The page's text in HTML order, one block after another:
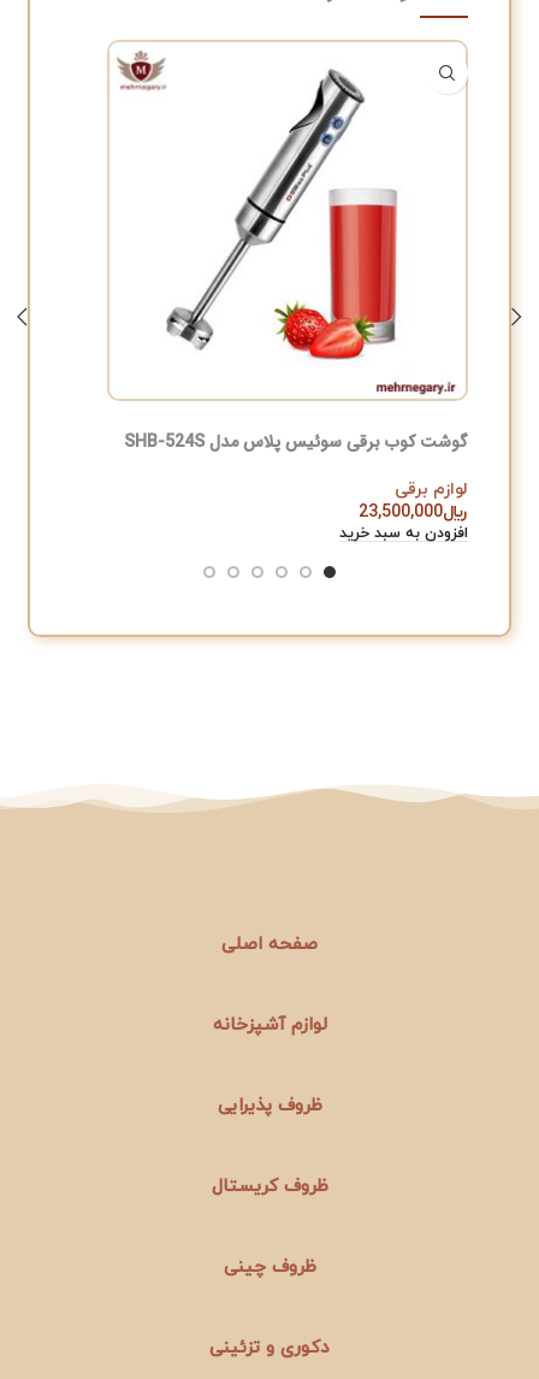
گوشت کوب برقی سوئیس پلاس مدل SHB-524S
لوازم برقی
﷼23,500,000
افزودن به سبد خرید
صفحه اصلی
لوازم آشپزخانه
ظروف پذیرایی
ظروف کریستال
ظروف چینی
دکوری و تزئینی